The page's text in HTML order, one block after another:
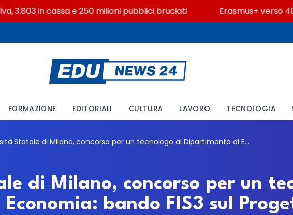
in cassa e 250 milioni pubblici bruciati Erasmus+ verso 40
FORMAZIONE EDITORIALI CULTURA LAVORO TECNOLOGIA
Università Statale di Milano, concorso per un tecnologo al Dipartimento di Economia: bando FIS3 sul Progetto Longevità e Fertilità
di Milano, concorso per un
bando FIS3 sul